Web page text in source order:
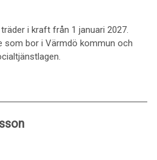
i kraft från 1 januari 2027.
som bor i Värmdö kommun och